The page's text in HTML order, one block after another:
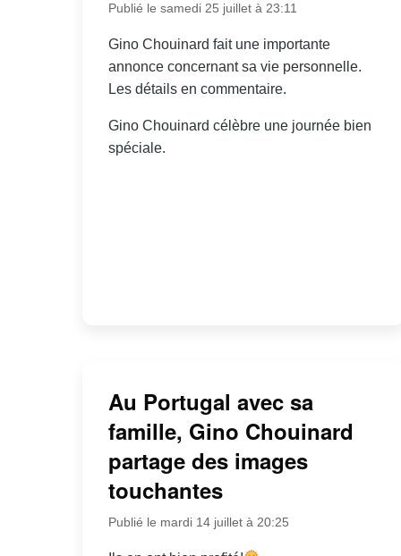
Publié le samedi 25 juillet à 23:11
Gino Chouinard fait une importante
annonce concernant sa vie personnelle.
Les détails en commentaire.
Gino Chouinard célèbre une journée bien
spéciale.
Au Portugal avec sa
famille, Gino Chouinard
partage des images
touchantes
Publié le mardi 14 juillet à 20:25